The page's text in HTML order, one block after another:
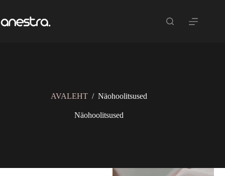
AVALEHT / Näohoolitsused
Näohoolitsused